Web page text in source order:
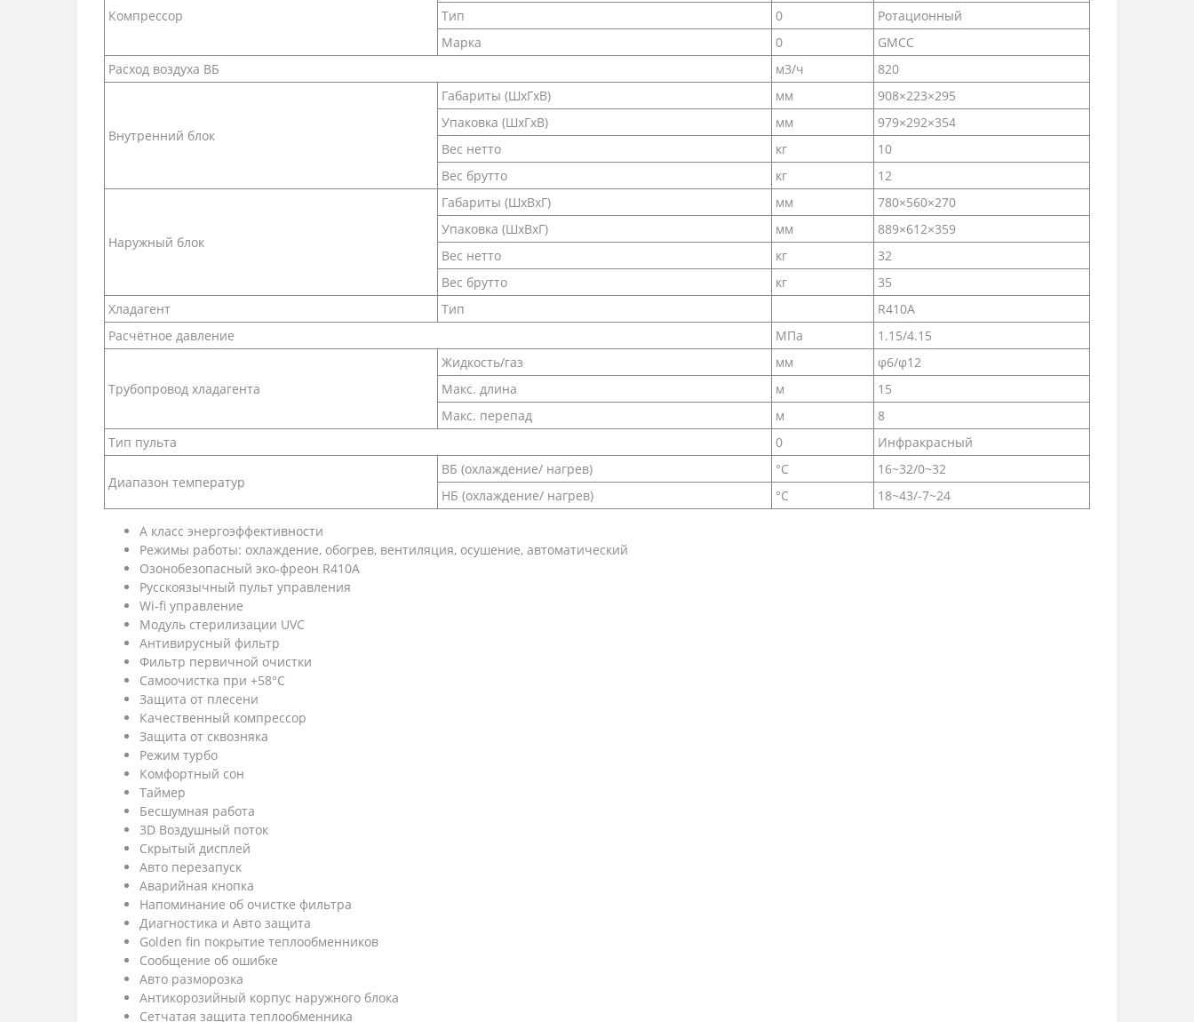
Компрессор
Тип
0
Ротационный
Марка
0
GMCC
Расход воздуха ВБ
м3/ч 820
Внутренний блок
Габариты (ШxГxВ) мм
908×223×295
Упаковка (ШxГxВ)
мм
979×292×354
Вес нетто
кг
10
Вес брутто
кг 12
Наружный блок
Габариты (ШxВxГ) мм
780×560×270
Упаковка (ШxВxГ)
мм
889×612×359
Вес нетто
кг
32
Вес брутто
кг
35
Хладагент
Тип
R410A
Расчётное давление
МПа 1.15/4.15
Трубопровод хладагента
Жидкость/газ мм
φ6/φ12
Макс. длина
м
15
Макс. перепад
м
8
Тип пульта
0 Инфракрасный
Диапазон температур
ВБ (охлаждение/ нагрев) °C
16~32/0~32
НБ (охлаждение/ нагрев)
°C 18~43/-7~24
A класс энергоэффективности
Режимы работы: охлаждение, обогрев, вентиляция, осушение, автоматический
Озонобезопасный эко-фреон R410A
Русскоязычный пульт управления
Wi-fi управление
Модуль стерилизации UVC
Антивирусный фильтр
Фильтр первичной очистки
Самоочистка при +58°C
Защита от плесени
Качественный компрессор
Защита от сквозняка
Режим турбо
Комфортный сон
Таймер
Бесшумная работа
3D Воздушный поток
Скрытый дисплей
Авто перезапуск
Аварийная кнопка
Напоминание об очистке фильтра
Диагностика и Авто защита
Golden fin покрытие теплообменников
Сообщение об ошибке
Авто разморозка
Антикорозийный корпус наружнoго блока
Cетчатая защита теплообменника